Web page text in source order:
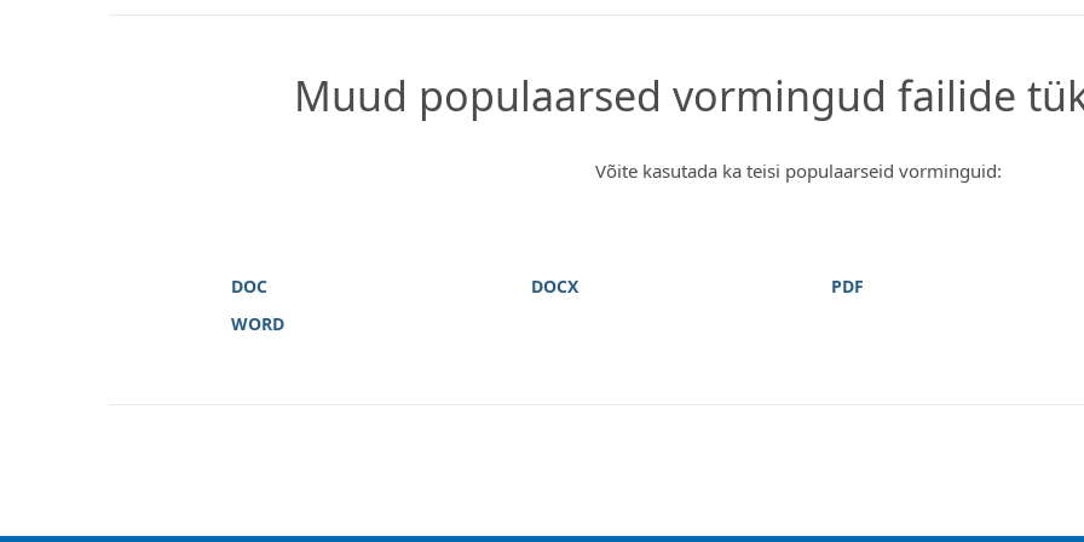
Muud populaarsed vormingud failide
Võite kasutada ka teisi populaarseid vorminguid:
DOC DOCX PDF
WORD